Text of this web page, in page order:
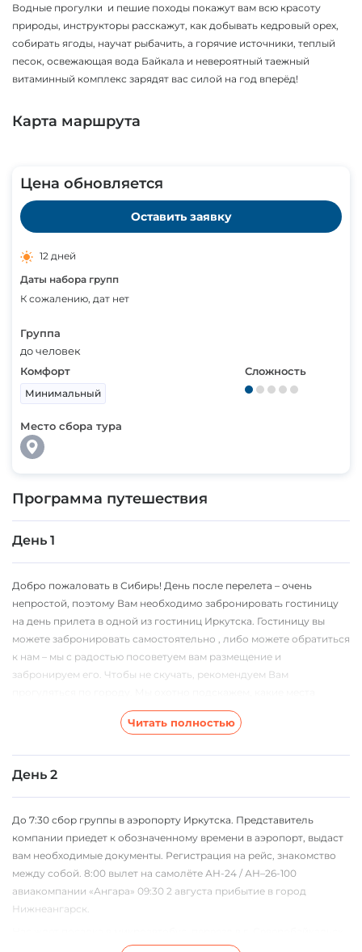
Водные прогулки и пешие походы покажут вам всю красоту
природы, инструкторы расскажут, как добывать кедровый орех,
собирать ягоды, научат рыбачить, а горячие источники, теплый
песок, освежающая вода Байкала и невероятный таежный
витаминный комплекс зарядят вас силой на год вперёд!
Карта маршрута
Цена обновляется
Оставить заявку
12 дней
Даты набора групп
К сожалению, дат нет
Группа
до человек
Комфорт
Минимальный
Сложность
Место сбора тура
Программа путешествия
День 1
Добро пожаловать в Сибирь! День после перелета – очень
непростой, поэтому Вам необходимо забронировать гостиницу
на день прилета в одной из гостиниц Иркутска. Гостиницу вы
можете забронировать самостоятельно , либо можете обратиться
к нам – мы с радостью посоветуем вам размещение и
забронируем его. Чтобы не скучать, рекомендуем Вам
следует посетить и на что посмотреть!
Обращаем ваше внимание, что расписание полетов
Нижнеангарск - Иркутск) обычно устанавливается в конце марта.
возможностью изменения дат рейсов.
Вы увидите:
Реку Ангару
Читать полностью
День 2
До 7:30 сбор группы в аэропорту Иркутска. Представитель
компании приедет к обозначенному времени в аэропорт, выдаст
вам необходимые документы. Регистрация на рейс, знакомство
между собой. 8:00 вылет на самолёте АН-24 / АН–26-100
авиакомпании «Ангара» 09:30 2 августа прибытие в город
Нижнеангарск.
заселение в гостевые дома. После вкусного обеда нас ждет